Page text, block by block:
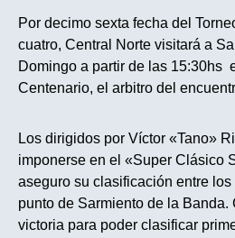
Por decimo sexta fecha del
cuatro, Central Norte visitará a
Domingo a partir de las 15:30hs
Centenario, el arbitro del
Los dirigidos por Víctor «Tano»
imponerse en el «Super Clásico
aseguro su clasificación entre
punto de Sarmiento de la Banda.
victoria para poder clasificar